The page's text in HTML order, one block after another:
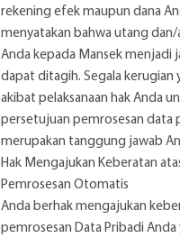
rekening efek maupun dana
menyatakan bahwa utang
Anda kepada Mansek menjadi
dapat ditagih. Segala kerugian
akibat pelaksanaan hak Anda
persetujuan pemrosesan data
merupakan tanggung jawab
Hak Mengajukan Keberatan
Pemrosesan Otomatis
Anda berhak mengajukan
pemrosesan Data Pribadi Anda